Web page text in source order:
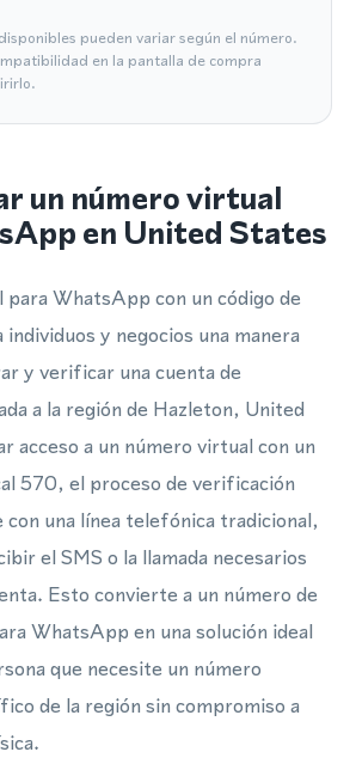
pueden variar según el número.
en la pantalla de compra
un número virtual
en United States
WhatsApp con un código de
y negocios una manera
y verificar una cuenta de
a la región de Hazleton, United
acceso a un número virtual con un
570, el proceso de verificación
con una línea telefónica tradicional,
el SMS o la llamada necesarios
Esto convierte a un número de
WhatsApp en una solución ideal
que necesite un número
de la región sin compromiso a